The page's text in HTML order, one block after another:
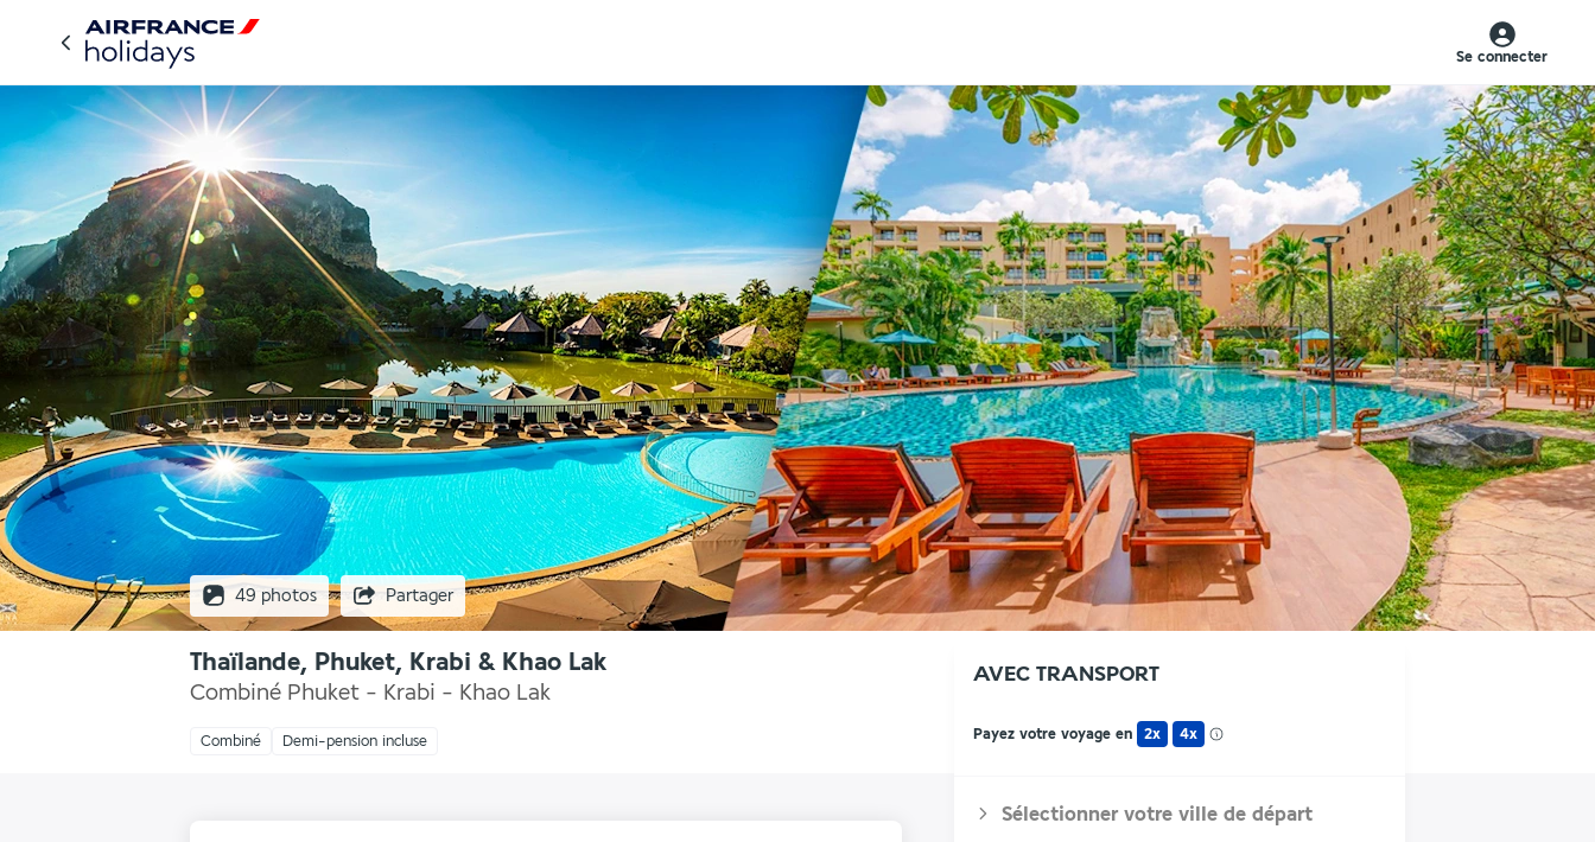
Se connecter
49 photos Partager
Thaïlande, Phuket, Krabi & Khao Lak
Combiné Phuket - Krabi - Khao Lak
Combiné Demi-pension incluse
AVEC TRANSPORT
Payez votre voyage en 2x 4x
Sélectionner votre ville de départ